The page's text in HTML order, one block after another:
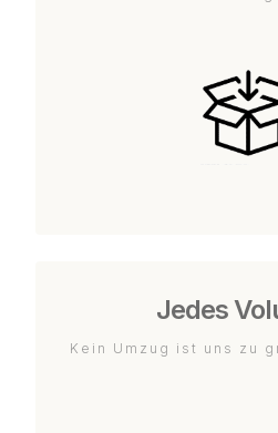
Jedes
Kein Umzug ist uns zu